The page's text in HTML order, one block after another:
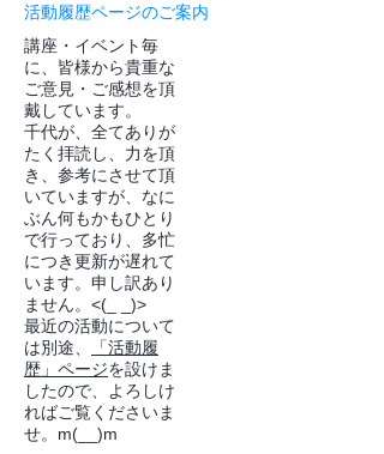
活動履歴ページのご案内
講座・イベント毎
に、皆様から貴重な
ご意見・ご感想を頂
戴しています。
千代が、全てありが
たく拝読し、力を頂
き、参考にさせて頂
いていますが、なに
ぶん何もかもひとり
で行っており、多忙
につき更新が遅れて
います。申し訳あり
ません。<(_ _)>
最近の活動について
は別途、
「活動履
歴」ページを設けま
したので、よろしけ
ればご覧くださいま
せ。m(__)m